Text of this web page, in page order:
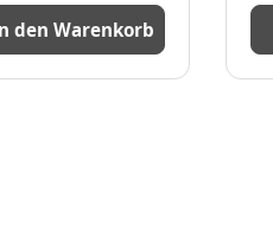
den Warenkorb